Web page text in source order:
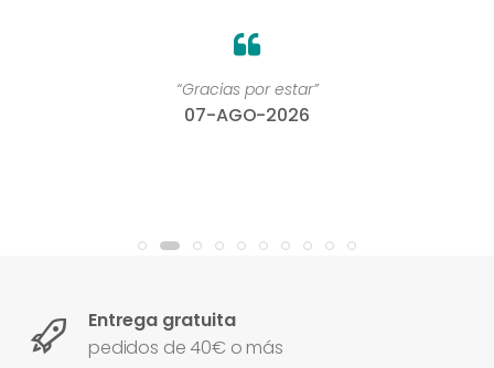
“Gracias por estar”
07-AGO-2026
Entrega gratuita
pedidos de 40€ o más